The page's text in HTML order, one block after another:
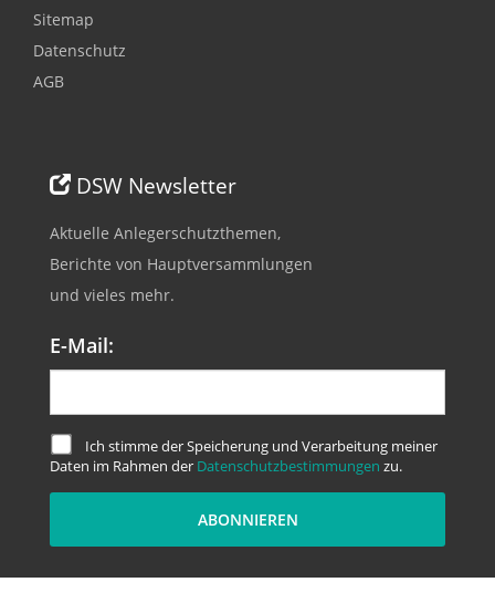
Sitemap
Datenschutz
AGB
DSW Newsletter
Aktuelle Anlegerschutzthemen,
Berichte von Hauptversammlungen
und vieles mehr.
E-Mail:
Ich stimme der Speicherung und Verarbeitung meiner
Daten im Rahmen der Datenschutzbestimmungen zu.